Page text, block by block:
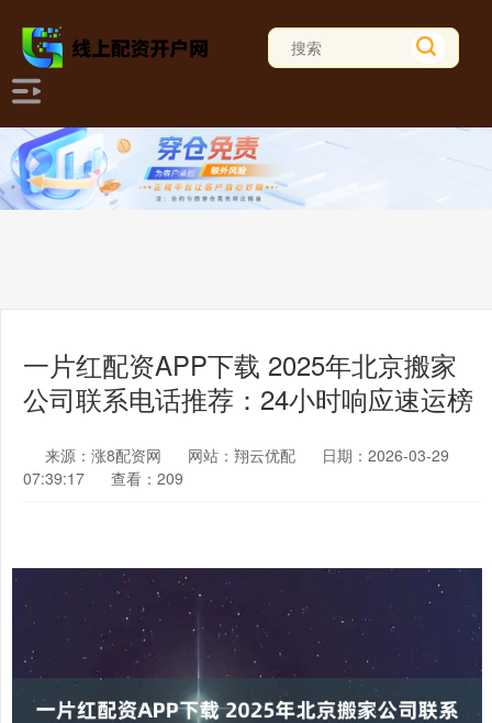
一片红配资APP下载 2025年北京搬家
公司联系电话推荐：24小时响应速运榜
来源：涨8配资网 网站：翔云优配
日期：2026-03-29
07:39:17
查看：209